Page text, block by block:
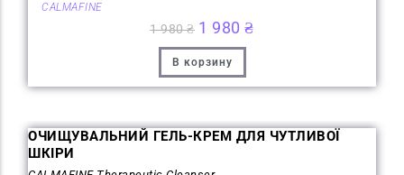
CALMAFINE
1 980₴ 1 980₴
В корзину
ОЧИЩУВАЛЬНИЙ ГЕЛЬ-КРЕМ ДЛЯ ЧУТЛИВОЇ
ШКІРИ